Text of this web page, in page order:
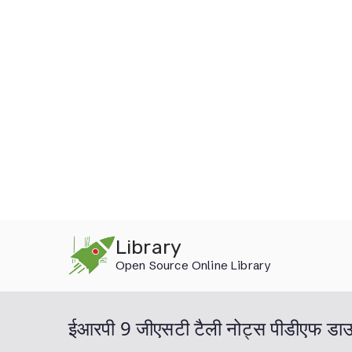
Library
Open Source Online Library
ईआरपी 9 जीएसटी टैली नोट्स पीडीएफ